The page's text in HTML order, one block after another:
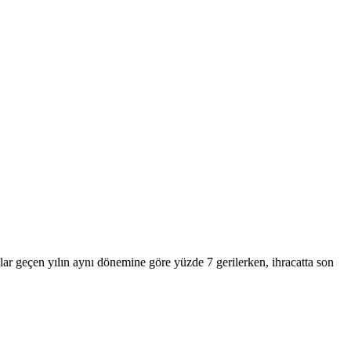
geçen yılın aynı dönemine göre yüzde 7 gerilerken, ihracatta son